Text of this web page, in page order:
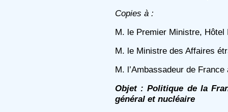
Copies à :
M. le Premier Ministre, Hôtel
M. le Ministre des Affaires
M. l’Ambassadeur de France
Objet : Politique de la
général et nucléaire